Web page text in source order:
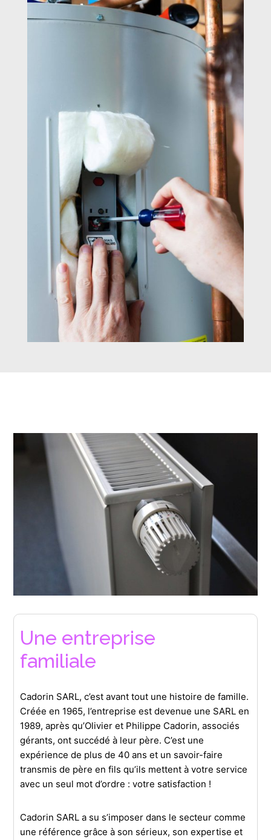
Une entreprise
familiale
Cadorin SARL, c’est avant tout une histoire de famille.
Créée en 1965, l’entreprise est devenue une SARL en
1989, après qu’Olivier et Philippe Cadorin, associés
gérants, ont succédé à leur père. C’est une
expérience de plus de 40 ans et un savoir-faire
transmis de père en fils qu’ils mettent à votre service
avec un seul mot d’ordre : votre satisfaction !
Cadorin SARL a su s’imposer dans le secteur comme
une référence grâce à son sérieux, son expertise et